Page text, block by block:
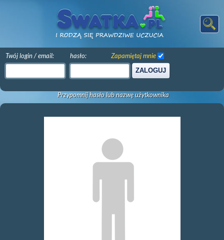
Twój login / email: hasło:
ZALOGUJ
Zapamiętaj mnie
Przypomnij hasło lub nazwę użytkownika